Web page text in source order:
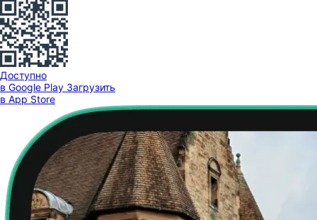
Доступно
в Google Play Загрузить
в App Store